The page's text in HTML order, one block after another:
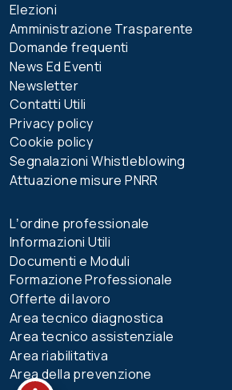
Elezioni
Amministrazione Trasparente
Domande frequenti
News Ed Eventi
Newsletter
Contatti Utili
Privacy policy
Cookie policy
Segnalazioni Whistleblowing
Attuazione misure PNRR
Lʼordine professionale
Informazioni Utili
Documenti e Moduli
Formazione Professionale
Offerte di lavoro
Area tecnico diagnostica
Area tecnico assistenziale
Area riabilitativa
Area della prevenzione